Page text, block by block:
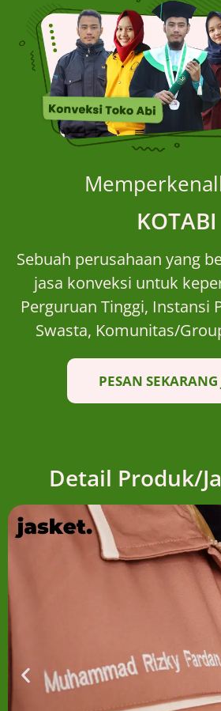
KOTABI
Sebuah perusahaan yang
jasa konveksi untuk
Perguruan Tinggi, Instansi
Swasta, Komunitas/
PESAN
Detail Produk/